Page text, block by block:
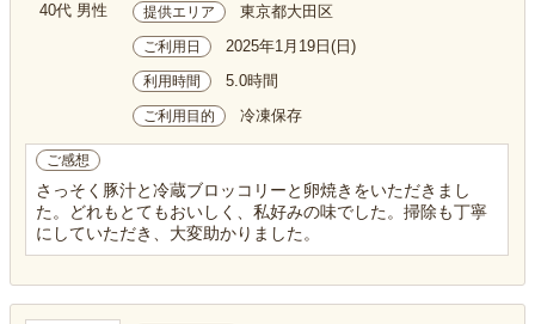
40代 男性 提供エリア 東京都大田区
ご利用日 2025年1月19日(日)
利用時間 5.0時間
ご利用目的 冷凍保存
ご感想
さっそく豚汁と冷蔵ブロッコリーと卵焼きをいただきまし
た。どれもとてもおいしく、私好みの味でした。掃除も丁寧
にしていただき、大変助かりました。